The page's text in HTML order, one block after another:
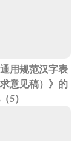
用规范汉字表
求意见稿）》的
5）